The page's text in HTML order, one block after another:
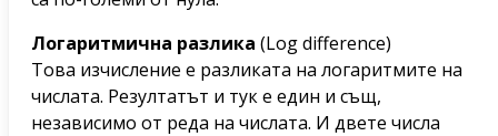
Логаритмична разлика (Log difference)
Това изчисление е разликата на логаритмите на
числата. Резултатът и тук е един и същ,
независимо от реда на числата. И двете числа